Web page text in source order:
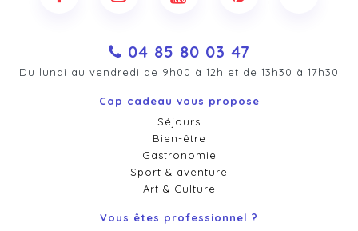
04 85 80 03 47
Du lundi au vendredi de 9h00 à 12h et de 13h30 à 17h30
Cap cadeau vous propose
Séjours
Bien-être
Gastronomie
Sport & aventure
Art & Culture
Vous êtes professionnel ?